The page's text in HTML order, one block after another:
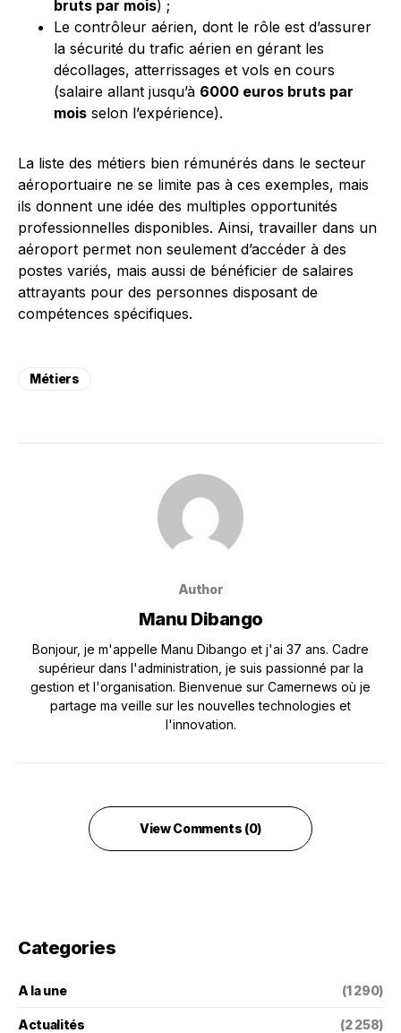
bruts par mois) ;
Le contrôleur aérien, dont le rôle est d’assurer
la sécurité du trafic aérien en gérant les
décollages, atterrissages et vols en cours
(salaire allant jusqu’à 6000 euros bruts par
mois selon l’expérience).
La liste des métiers bien rémunérés dans le secteur
aéroportuaire ne se limite pas à ces exemples, mais
ils donnent une idée des multiples opportunités
professionnelles disponibles. Ainsi, travailler dans un
aéroport permet non seulement d’accéder à des
postes variés, mais aussi de bénéficier de salaires
attrayants pour des personnes disposant de
compétences spécifiques.
Métiers
Author
Manu Dibango
Bonjour, je m'appelle Manu Dibango et j'ai 37 ans. Cadre
supérieur dans l'administration, je suis passionné par la
gestion et l'organisation. Bienvenue sur Camernews où je
partage ma veille sur les nouvelles technologies et
l'innovation.
View Comments (0)
Categories
A la une (1 290)
Actualités (2 258)